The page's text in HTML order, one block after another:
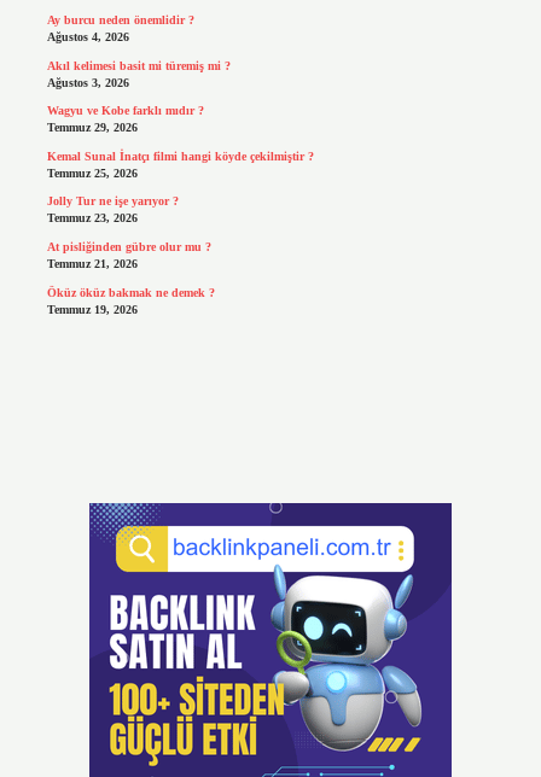
Ay burcu neden önemlidir ?
Ağustos 4, 2026
Akıl kelimesi basit mi türemiş mi ?
Ağustos 3, 2026
Wagyu ve Kobe farklı mıdır ?
Temmuz 29, 2026
Kemal Sunal İnatçı filmi hangi köyde çekilmiştir ?
Temmuz 25, 2026
Jolly Tur ne işe yarıyor ?
Temmuz 23, 2026
At pisliğinden gübre olur mu ?
Temmuz 21, 2026
Öküz öküz bakmak ne demek ?
Temmuz 19, 2026